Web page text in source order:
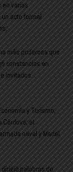
en varias
acto formal
más poderosa que
constancias en
invitados
y Turismo,
Córdova; el
naval y Mariel
dirigió palabras de